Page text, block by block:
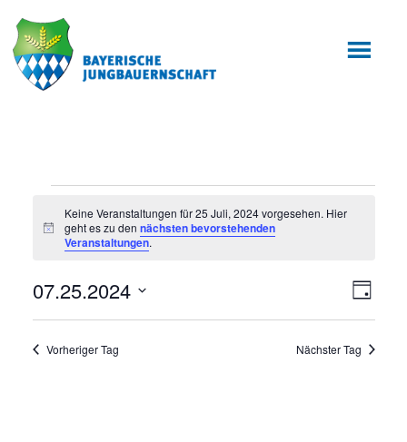
Inhalt
springen
Fußzeile
springen
Veranstaltungen
für
Juli,
2024
Hinweis
Keine Veranstaltungen für 25 Juli, 2024 vorgesehen. Hier
geht es zu den nächsten bevorstehenden
Veranstaltungen.
Tag
07.25.2024
Vorheriger Tag
Nächster Tag